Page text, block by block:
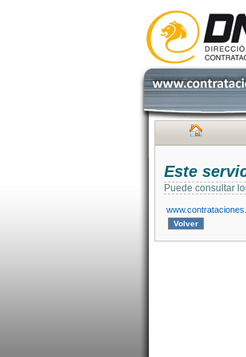
Este
Puede consultar